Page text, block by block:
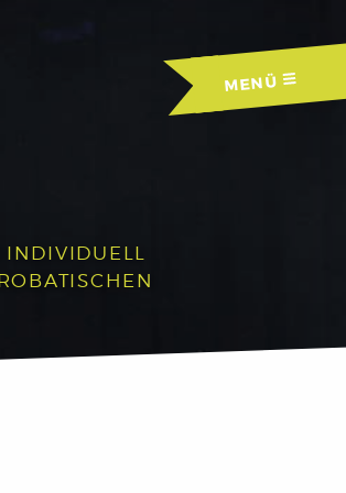
MENÜ